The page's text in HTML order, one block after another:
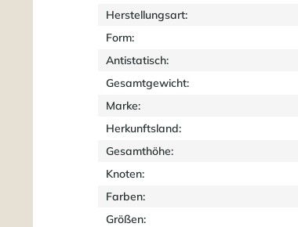
Herstellungsart:
Form:
Antistatisch:
Gesamtgewicht:
Marke:
Herkunftsland:
Gesamthöhe:
Knoten:
Farben:
Größen: